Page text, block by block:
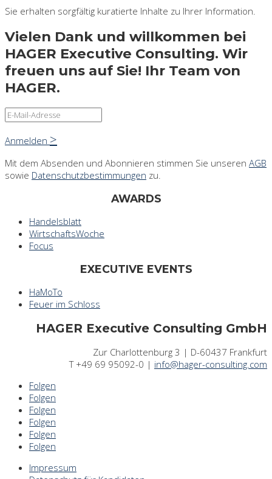
Sie erhalten sorgfältig kuratierte Inhalte zu Ihrer Information.
Vielen Dank und willkommen bei
HAGER Executive Consulting. Wir
freuen uns auf Sie! Ihr Team von
HAGER.
Anmelden
Mit dem Absenden und Abonnieren stimmen Sie unseren AGB
sowie Datenschutzbestimmungen zu.
AWARDS
Handelsblatt
WirtschaftsWoche
Focus
EXECUTIVE EVENTS
HaMoTo
Feuer im Schloss
HAGER Executive Consulting GmbH
Zur Charlottenburg 3 | D-60437 Frankfurt
T +49 69 95092-0 | info@hager-consulting.com
Folgen
Folgen
Folgen
Folgen
Folgen
Folgen
Impressum